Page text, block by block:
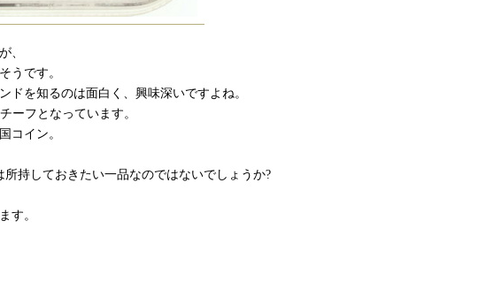
、
うです。
を知るのは面白く、興味深いですよね。
ーフとなっています。
コイン。
持しておきたい一品なのではないでしょうか?
す。